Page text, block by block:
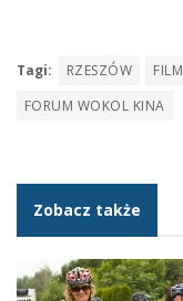
Tagi: RZESZÓW FILM
FORUM WOKOL KINA
Zobacz także